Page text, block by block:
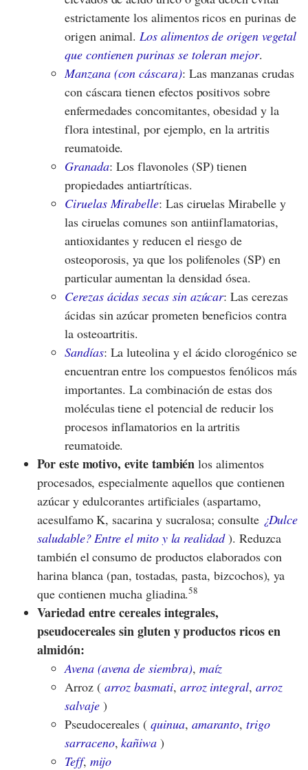
estrictamente los alimentos ricos en purinas de
origen animal. Los alimentos de origen vegetal
que contienen purinas se toleran mejor.
Manzana (con cáscara): Las manzanas crudas
con cáscara tienen efectos positivos sobre
enfermedades concomitantes, obesidad y la
flora intestinal, por ejemplo, en la artritis
reumatoide.
Granada: Los flavonoles (SP) tienen
propiedades antiartríticas.
Ciruelas Mirabelle: Las ciruelas Mirabelle y
las ciruelas comunes son antiinflamatorias,
antioxidantes y reducen el riesgo de
osteoporosis, ya que los polifenoles (SP) en
particular aumentan la densidad ósea.
Cerezas ácidas secas sin azúcar: Las cerezas
ácidas sin azúcar prometen beneficios contra
la osteoartritis.
Sandías: La luteolina y el ácido clorogénico se
encuentran entre los compuestos fenólicos más
importantes. La combinación de estas dos
moléculas tiene el potencial de reducir los
procesos inflamatorios en la artritis
reumatoide.
Por este motivo, evite también los alimentos
procesados, especialmente aquellos que contienen
azúcar y edulcorantes artificiales (aspartamo,
acesulfamo K, sacarina y sucralosa; consulte ¿Dulce
saludable? Entre el mito y la realidad). Reduzca
también el consumo de productos elaborados con
harina blanca (pan, tostadas, pasta, bizcochos), ya
que contienen mucha gliadina.58
Variedad entre cereales integrales,
pseudocereales sin gluten y productos ricos en
almidón:
Avena (avena de siembra), maíz
Arroz ( arroz basmati, arroz integral, arroz
salvaje)
Pseudocereales (quinua, amaranto,trigo
sarraceno,kañiwa )
Teff, mijo